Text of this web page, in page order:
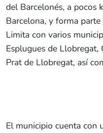
del Barcelonés, a pocos
Barcelona, ​​y forma
Limita con varios
Esplugues de
Prat de Llobregat, así
El municipio cuenta con